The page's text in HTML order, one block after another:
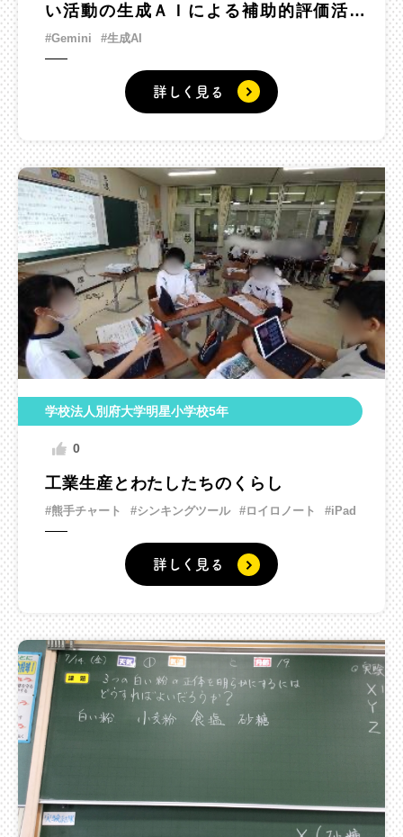
い活動の生成ＡＩによる補助的評価活用
の実践）
#Gemini #生成AI
詳しく見る
学校法人別府大学明星小学校5年
0
工業生産とわたしたちのくらし
#熊手チャート #シンキングツール #ロイロノート #iPad
詳しく見る